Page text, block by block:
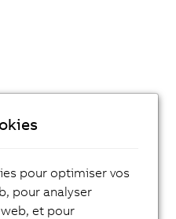
pour optimiser vos
pour analyser
et pour